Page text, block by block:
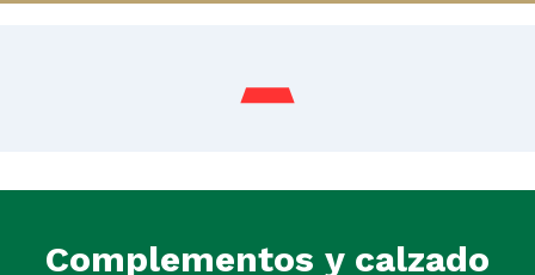
Complementos y calzado